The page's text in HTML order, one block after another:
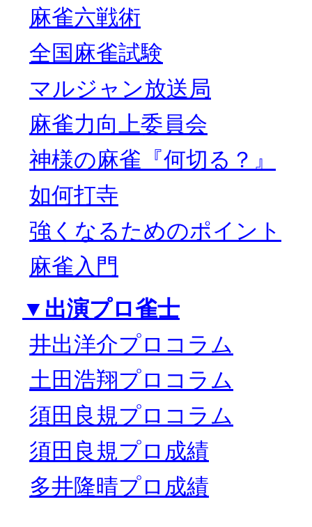
麻雀六戦術
全国麻雀試験
マルジャン放送局
麻雀力向上委員会
神様の麻雀『何切る？』
如何打寺
強くなるためのポイント
麻雀入門
▼出演プロ雀士
井出洋介プロコラム
土田浩翔プロコラム
須田良規プロコラム
須田良規プロ成績
多井隆晴プロ成績